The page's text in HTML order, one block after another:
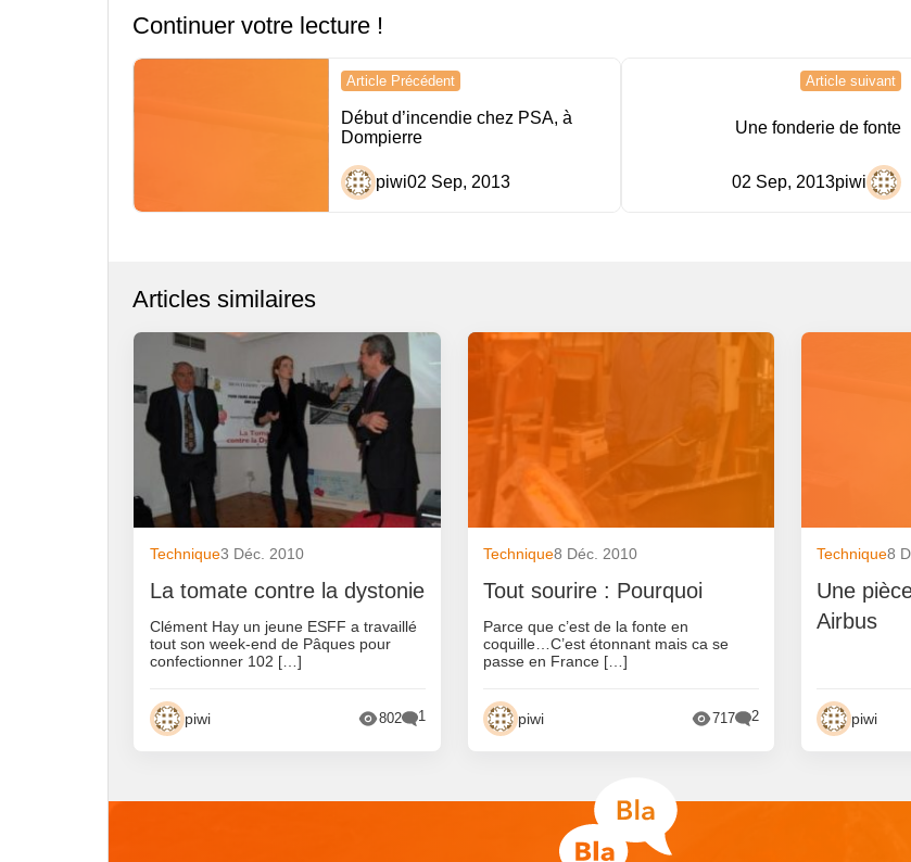
Continuer votre lecture !
Navigation
de
Article Précédent
Début d’incendie chez PSA, à
Dompierre
piwi02 Sep, 2013
Article suivant
Une fonderie de fonte
piwi
02 Sep, 2013
Articles similaires
Technique3 Déc. 2010
La tomate contre la dystonie
Clément Hay un jeune ESFF a travaillé
tout son week-end de Pâques pour
confectionner 102 […]
piwi 802 1
Technique8 Déc. 2010
Tout sourire : Pourquoi
Parce que c’est de la fonte en
coquille…C’est étonnant mais ca se
passe en France […]
piwi 717 2
Technique8
Une
Airbus
piwi